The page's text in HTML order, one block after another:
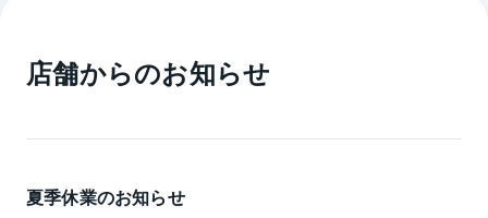
店舗からのお知らせ
夏季休業のお知らせ